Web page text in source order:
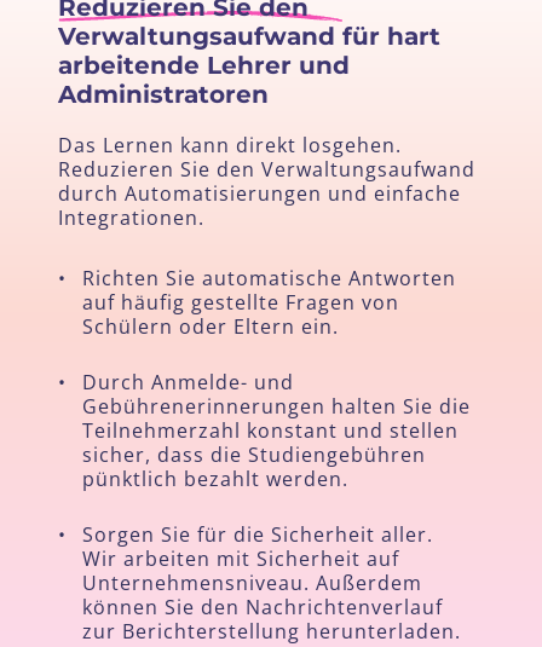
Reduzieren Sie den
Verwaltungsaufwand für hart
arbeitende Lehrer und
Administratoren
Das Lernen kann direkt losgehen.
Reduzieren Sie den Verwaltungsaufwand
durch Automatisierungen und einfache
Integrationen.
•
Richten Sie automatische Antworten
auf häufig gestellte Fragen von
Schülern oder Eltern ein.
•
Durch Anmelde- und
Gebührenerinnerungen halten Sie die
Teilnehmerzahl konstant und stellen
sicher, dass die Studiengebühren
pünktlich bezahlt werden.
•
Sorgen Sie für die Sicherheit aller.
Wir arbeiten mit Sicherheit auf
Unternehmensniveau. Außerdem
können Sie den Nachrichtenverlauf
zur Berichterstellung herunterladen.